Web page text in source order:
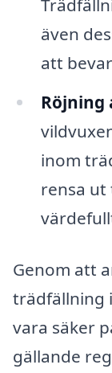
även
att
Röjning
inom
rensa ut
Genom att
trädfällning
vara säker
gällande